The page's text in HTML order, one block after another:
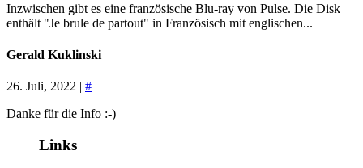
Inzwischen gibt es eine französische Blu-ray von Pulse. Die Disk
enthält "Je brule de partout" in Französisch mit englischen...
Gerald Kuklinski
26. Juli, 2022 | #
Danke für die Info :-)
Links